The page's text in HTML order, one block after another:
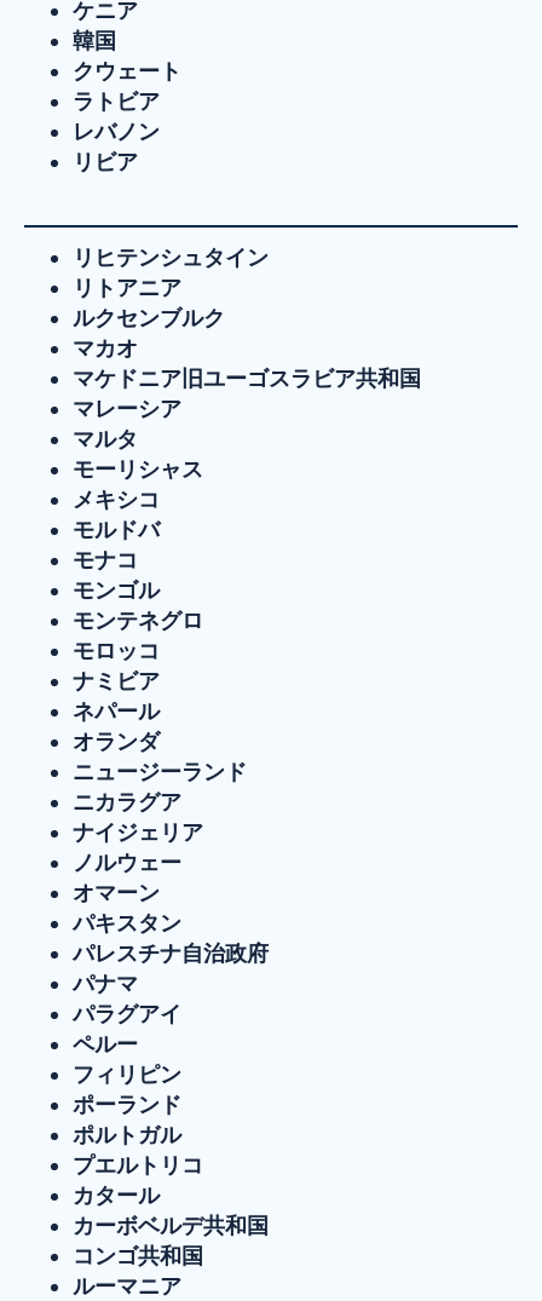
ケニア
韓国
クウェート
ラトビア
レバノン
リビア
リヒテンシュタイン
リトアニア
ルクセンブルク
マカオ
マケドニア旧ユーゴスラビア共和国
マレーシア
マルタ
モーリシャス
メキシコ
モルドバ
モナコ
モンゴル
モンテネグロ
モロッコ
ナミビア
ネパール
オランダ
ニュージーランド
ニカラグア
ナイジェリア
ノルウェー
オマーン
パキスタン
パレスチナ自治政府
パナマ
パラグアイ
ペルー
フィリピン
ポーランド
ポルトガル
プエルトリコ
カタール
カーボベルデ共和国
コンゴ共和国
ルーマニア